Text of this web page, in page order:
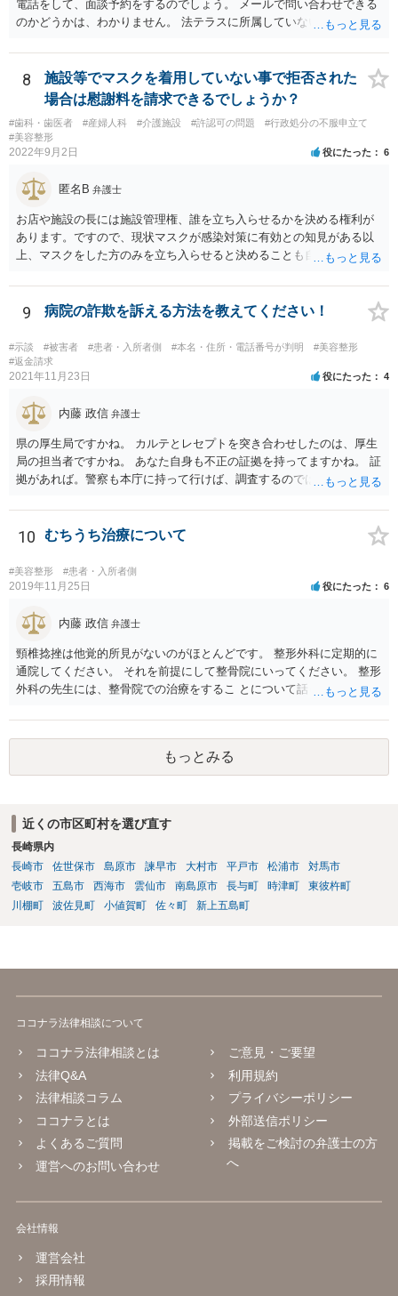
電話をして、面談予約をするのでしょう。 メールで問い合わせできる
のかどうかは、わかりません。 法テラスに所属していないので。
8
施設等でマスクを着用していない事で拒否された
場合は慰謝料を請求できるでしょうか？
#歯科・歯医者 #産婦人科 #介護施設 #許認可の問題
#行政処分の不服申立て
#美容整形
2022年9月2日 役にたった 6
匿名B 弁護士
お店や施設の長には施設管理権、誰を立ち入らせるかを決める権利が
あります。ですので、現状マスクが感染対策に有効との知見がある以
上、マスクをした方のみを立ち入らせると決めることも自由であり、
など公益的な側面のある業種ですと、公衆浴場法など各種業法で定め
られた理由以外での利用拒否は禁止されていますし、公の施設でもマ
スクなしだけでの利用拒否は問題となりえますが、民間のお店に対し
ては慰謝料の請求は認められないと考えられます。
9 病院の詐欺を訴える方法を教えてください！
#示談 #被害者 #患者・入所者側 #本名・住所・電話番号が判明
#美容整形
#返金請求
2021年11月23日 役にたった 4
内藤 政信 弁護士
県の厚生局ですかね。 カルテとレセプトを突き合わせしたのは、厚生
局の担当者ですかね。 あなた自身も不正の証拠を持ってますかね。 証
拠があれば。警察も本庁に持って行けば、調査するのではないで すか
で しょう。
10 むちうち治療について
#美容整形 #患者・入所者側
2019年11月25日 役にたった 6
内藤 政信 弁護士
頸椎捻挫は他覚的所見がないのがほとんどです。 整形外科に定期的に
通院してください。 それを前提にして整骨院にいってください。 整形
外科の先生には、整骨院での治療をするこ とについて話し、OKをも
もっとみる
近くの市区町村を選び直す
長崎県内
長崎市
佐世保市 島原市 諫早市 大村市 平戸市 松浦市
対馬市
壱岐市
五島市 西海市 雲仙市 南島原市 長与町 時津町
東彼杵町
川棚町
波佐見町 小値賀町 佐々町 新上五島町
ココナラ法律相談について
ココナラ法律相談とは
法律Q&A
法律相談コラム
ココナラとは
よくあるご質問
運営へのお問い合わせ
ご意見・ご要望
利用規約
プライバシーポリシー
外部送信ポリシー
掲載をご検討の弁護士の方
へ
会社情報
運営会社
採用情報